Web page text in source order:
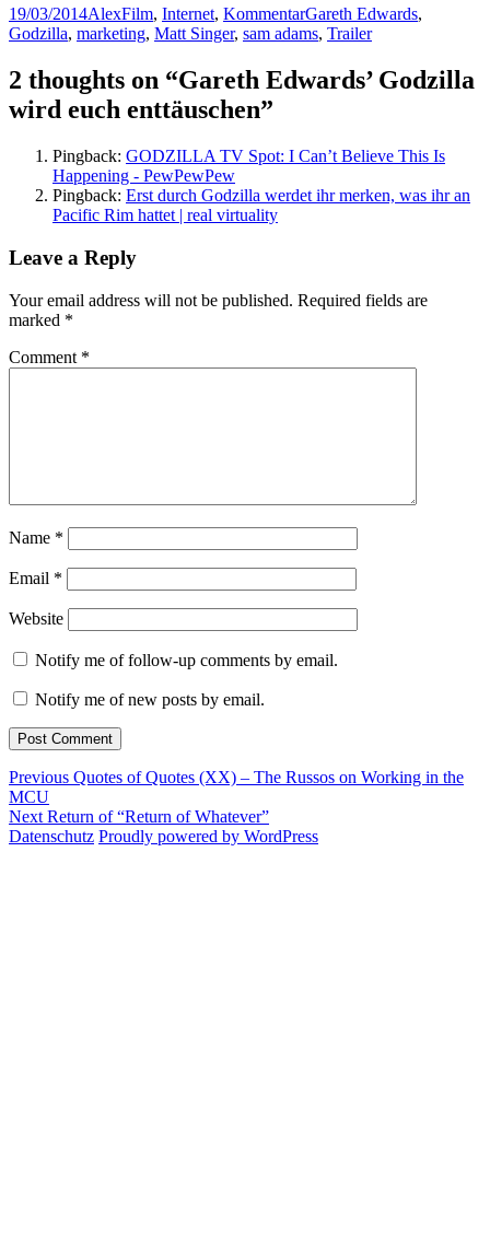
Posted
on
19/03/2014Author
AlexCategories
Film, Internet, KommentarTags
Gareth Edwards,
Godzilla, marketing, Matt Singer, sam adams, Trailer
2 thoughts on “Gareth Edwards’ Godzilla
wird euch enttäuschen”
Pingback: GODZILLA TV Spot: I Can’t Believe This Is
Happening - PewPewPew
Pingback: Erst durch Godzilla werdet ihr merken, was ihr an
Pacific Rim hattet | real virtuality
Leave a Reply
Your email address will not be published. Required fields are
marked *
Comment *
Name *
Email *
Website
Notify me of follow-up comments by email.
Notify me of new posts by email.
Post
navigation
Previous Previous
Quotes of Quotes (XX) – The Russos on Working in the
MCU
Next Next
post:
Return of “Return of Whatever”
Datenschutz Proudly powered by WordPress